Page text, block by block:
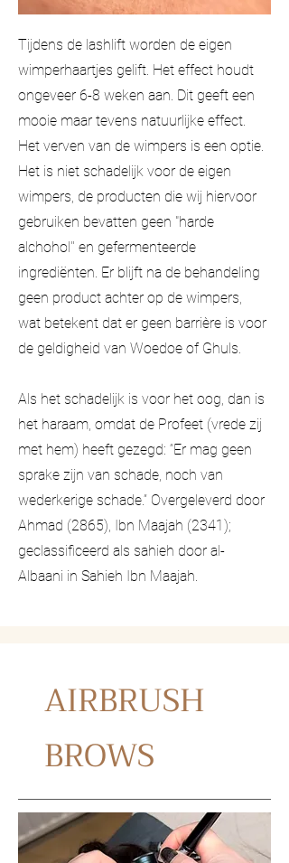
Tijdens de lashlift worden de eigen
wimperhaartjes gelift. Het effect houdt
ongeveer 6-8 weken aan. Dit geeft een
mooie maar tevens natuurlijke effect.
Het verven van de wimpers is een optie.
Het is niet schadelijk voor de eigen
wimpers, de producten die wij hiervoor
gebruiken bevatten geen "harde
alchohol'' en gefermenteerde
ingrediënten. Er blijft na de behandeling
geen product achter op de wimpers,
wat betekent dat er geen barrière is voor
de geldigheid van Woedoe of Ghuls.
Als het schadelijk is voor het oog, dan is
het haraam, omdat de Profeet (vrede zij
met hem) heeft gezegd: “Er mag geen
sprake zijn van schade, noch van
wederkerige schade.” Overgeleverd door
Ahmad (2865), Ibn Maajah (2341);
geclassificeerd als sahieh door al-
Albaani in Sahieh Ibn Maajah.
AIRBRUSH
BROWS